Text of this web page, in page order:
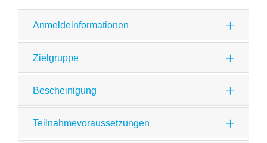
Anmeldeinformationen
Zielgruppe
Bescheinigung
Teilnahmevoraussetzungen